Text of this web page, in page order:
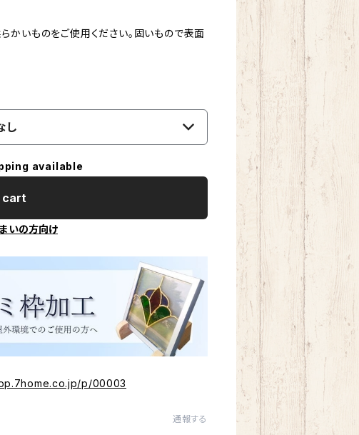
かいものをご使用ください。固いもので表面
し
available
cart
いの方向け
p/00003
通報する